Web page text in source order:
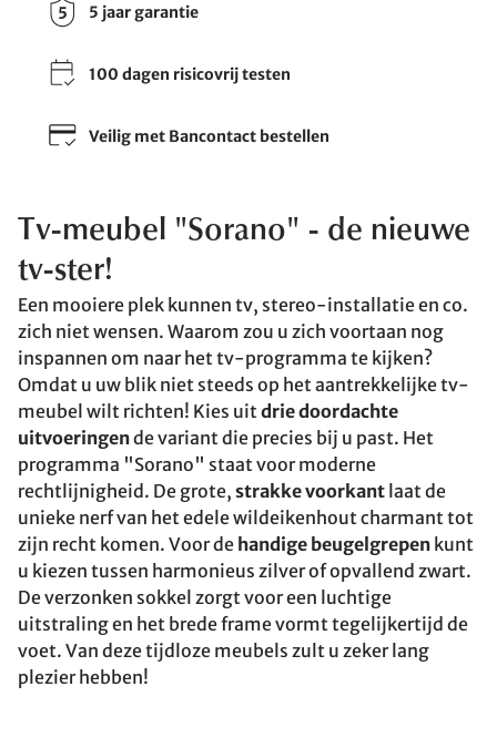
5 jaar garantie
100 dagen risicovrij testen
Veilig met Bancontact bestellen
Tv-meubel "Sorano" - de nieuwe
tv-ster!
Een mooiere plek kunnen tv, stereo-installatie en co.
zich niet wensen. Waarom zou u zich voortaan nog
inspannen om naar het tv-programma te kijken?
Omdat u uw blik niet steeds op het aantrekkelijke tv-
meubel wilt richten! Kies uitdrie doordachte
uitvoeringende variant die precies bij u past. Het
programma "Sorano" staat voor moderne
rechtlijnigheid. De grote, strakke voorkant laat de
unieke nerf van het edele wildeikenhout charmant tot
zijn recht komen. Voor de handige beugelgrepen kunt
u kiezen tussen harmonieus zilver of opvallend zwart.
De verzonken sokkel zorgt voor een luchtige
uitstraling en het brede frame vormt tegelijkertijd de
voet. Van deze tijdloze meubels zult u zeker lang
plezier hebben!